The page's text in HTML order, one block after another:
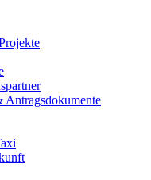
Antragsdokumente